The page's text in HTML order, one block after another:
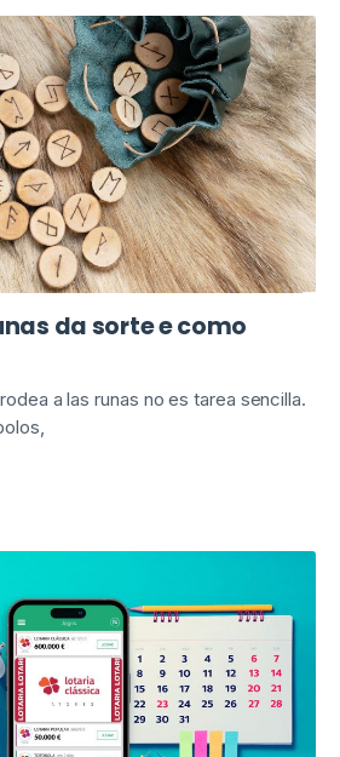
da sorte e como
a las runas no es tarea sencilla.